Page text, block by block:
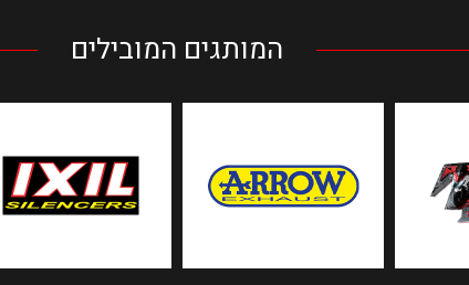
המותגים המובילים